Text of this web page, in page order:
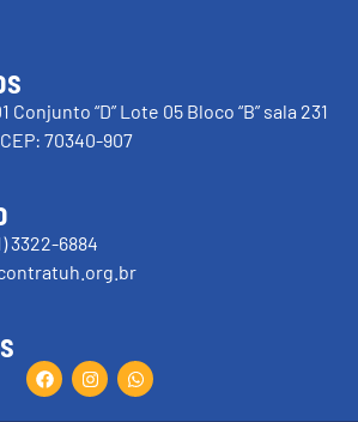
Conjunto “D” Lote 05 Bloco “B” sala 231
70340-907
3322-6884